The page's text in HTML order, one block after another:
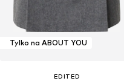
Tylko na ABOUT YOU
EDITED